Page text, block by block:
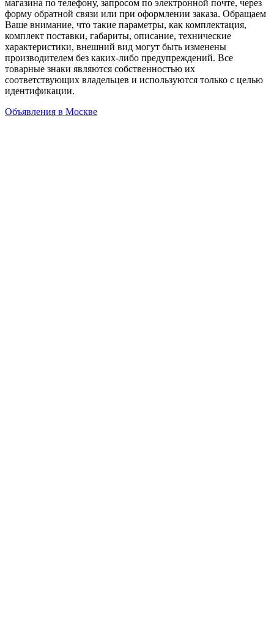
магазина по телефону, запросом по электронной почте, через
форму обратной связи или при оформлении заказа. Обращаем
Ваше внимание, что такие параметры, как комплектация,
комплект поставки, габариты, описание, технические
характеристики, внешний вид могут быть изменены
производителем без каких-либо предупреждений. Все
товарные знаки являются собственностью их
соответствующих владельцев и используются только с целью
идентификации.
Объявления в Москве